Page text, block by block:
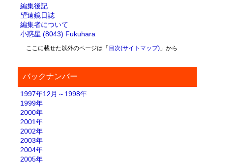
編集後記
望遠鏡日誌
編集者について
小惑星 (8043) Fukuhara
ここに載せた以外のページは「 目次(サイトマップ)」から
バックナンバー
1997年12月～1998年
1999年
2000年
2001年
2002年
2003年
2004年
2005年